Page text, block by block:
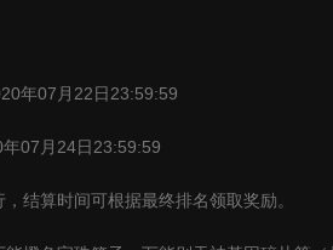
年07 月 22日 23:59:59
年07 月 24日 23:59:59
结算时间可根据最终排名领取奖励。